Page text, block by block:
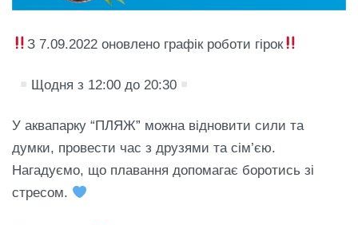
З 7.09.2022 оновлено графік роботи гірок
Щодня з 12:00 до 20:30
У аквапарку “ПЛЯЖ” можна відновити сили та
думки, провести час з друзями та сім’єю.
Нагадуємо, що плавання допомагає боротись зі
стресом.